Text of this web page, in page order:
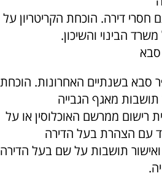
חסרי דירה. הוכחת הקריטריון על
הבינוי והשיכון.
סבא
סבא בשנתיים האחרונות. הוכחת
תושבות מאגף הגבייה
רישום ממרשם האוכלוסין או על
עם הצהרת בעל הדירה
תושבות על שם בעל הדירה